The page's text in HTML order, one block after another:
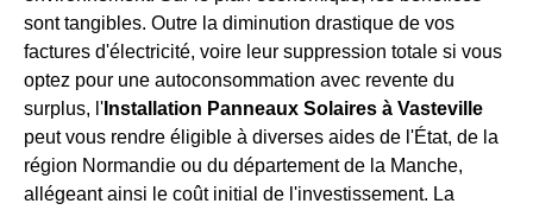
sont tangibles. Outre la diminution drastique de vos
factures d'électricité, voire leur suppression totale si vous
optez pour une autoconsommation avec revente du
surplus, l' Installation Panneaux Solaires à Vasteville
peut vous rendre éligible à diverses aides de l'État, de la
région Normandie ou du département de la Manche,
allégeant ainsi le coût initial de l'investissement. La